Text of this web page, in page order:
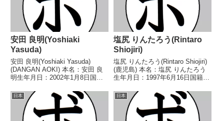
安田 良明(Yoshiaki
Yasuda)
安田 良明(Yoshiaki Yasuda)
(DANGAN AOKI) 本名：安田 良
明生年月日：2002年1月8日国
イトル】なし 【戦歴】
2022/10/03 ●2RTKO 清水 ト
ーイ(マナベ) 【補足情...
塩尻 りんたろう(Rintaro
Shiojiri)
塩尻 りんたろう(Rintaro Shiojiri)
(鹿児島) 本名：塩尻 りんたろう
生年月日：1997年6月16日国籍：
分 【獲得タイトル】2019年度西
部日本ウェルター級新人王2022
年度西部日本ウェ...
日本 日本